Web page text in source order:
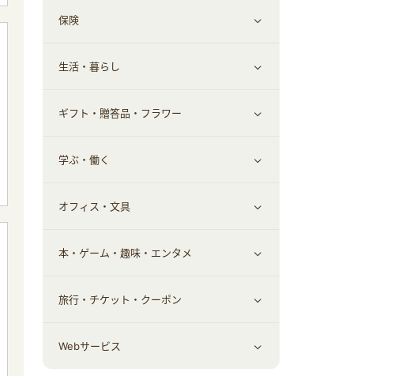
スマホ・携帯電話・SIM
定額制有料コンテンツ
証券
仮想通貨
その他投資
銀行・ネット銀行
キャッシング・ローン
その他金融
保険
すべて見る
保険相談・面談
生活・暮らし
すべて見る
住まい・暮らし
不動産
引越し
エコ・エネルギー
車情報・カーシェア・レンタル
ギフト・贈答品・フラワー
すべて見る
ギフト・贈答品
学ぶ・働く
すべて見る
習い事・学習・学校
仕事・転職
オフィス・文具
すべて見る
オフィス・文具
本・ゲーム・趣味・エンタメ
すべて見る
ゲーム・趣味
旅行・チケット・クーポン
すべて見る
Webサービス